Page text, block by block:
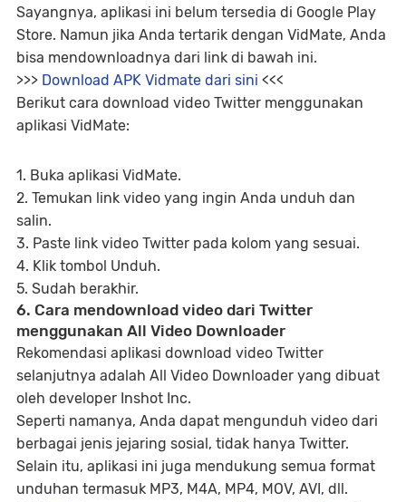
Sayangnya, aplikasi ini belum tersedia di Google Play
Store. Namun jika Anda tertarik dengan VidMate, Anda
bisa mendownloadnya dari link di bawah ini.
>>> Download APK Vidmate dari sini <<<
Berikut cara download video Twitter menggunakan
aplikasi VidMate:
1. Buka aplikasi VidMate.
2. Temukan link video yang ingin Anda unduh dan
salin.
3. Paste link video Twitter pada kolom yang sesuai.
4. Klik tombol Unduh.
5. Sudah berakhir.
6. Cara mendownload video dari Twitter
menggunakan All Video Downloader
Rekomendasi aplikasi download video Twitter
selanjutnya adalah All Video Downloader yang dibuat
oleh developer Inshot Inc.
Seperti namanya, Anda dapat mengunduh video dari
berbagai jenis jejaring sosial, tidak hanya Twitter.
Selain itu, aplikasi ini juga mendukung semua format
unduhan termasuk MP3, M4A, MP4, MOV, AVI, dll.